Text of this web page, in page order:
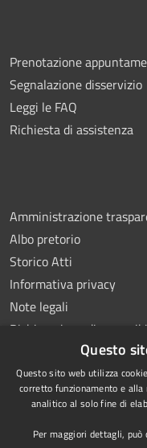
Prenotazione
Segnalazione disservizio
Leggi le FAQ
Richiesta di assistenza
Amministrazione
Albo pretorio
Storico Atti
Informativa privacy
Note legali
Dichiarazione di
RSS
Accessibilità
Questo
Questo sito web utilizza
corretto funzionamento e
analitico al solo fine di
Per maggiori dettagli,